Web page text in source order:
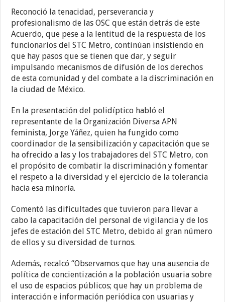
Reconoció la tenacidad, perseverancia y
profesionalismo de las OSC que están detrás de este
Acuerdo, que pese a la lentitud de la respuesta de los
funcionarios del STC Metro, continúan insistiendo en
que hay pasos que se tienen que dar, y seguir
impulsando mecanismos de difusión de los derechos
de esta comunidad y del combate a la discriminación en
la ciudad de México.
En la presentación del polidíptico habló el
representante de la Organización Diversa APN
feminista, Jorge Yáñez, quien ha fungido como
coordinador de la sensibilización y capacitación que se
ha ofrecido a las y los trabajadores del STC Metro, con
el propósito de combatir la discriminación y fomentar
el respeto a la diversidad y el ejercicio de la tolerancia
hacia esa minoría.
Comentó las dificultades que tuvieron para llevar a
cabo la capacitación del personal de vigilancia y de los
jefes de estación del STC Metro, debido al gran número
de ellos y su diversidad de turnos.
Además, recalcó “Observamos que hay una ausencia de
política de concientización a la población usuaria sobre
el uso de espacios públicos; que hay un problema de
interacción e información periódica con usuarias y